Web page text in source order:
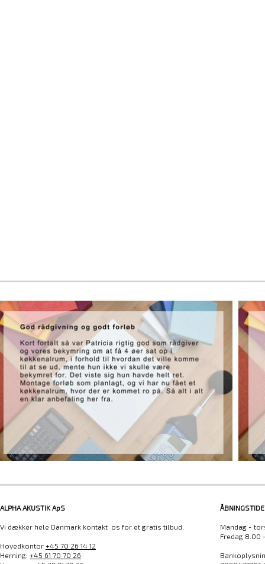
ALPHA AKUSTIK ApS
Vi dækker hele Danmark kontakt os for et gratis tilbud.
Hovedkontor +45 70 26 14 12
Herning: +45 61 70 70 26
Mandag -
Fredag 8.00